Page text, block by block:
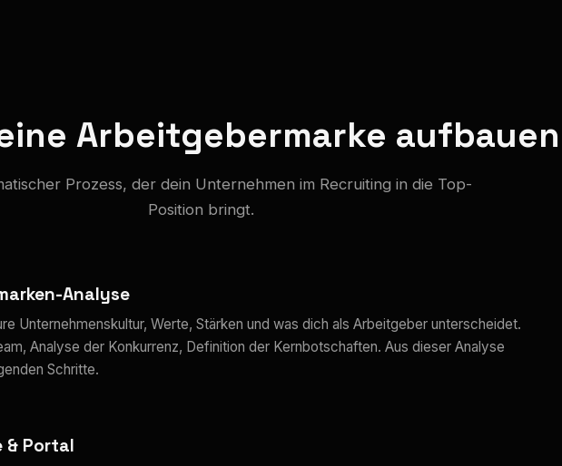
Arbeitgebermarke aufbauen
Prozess, der dein Unternehmen im Recruiting in die Top-
Position bringt.
Analyse
Unternehmenskultur, Werte, Stärken und was dich als Arbeitgeber unterscheidet.
Analyse der Konkurrenz, Definition der Kernbotschaften. Aus dieser Analyse
Schritte.
& Portal